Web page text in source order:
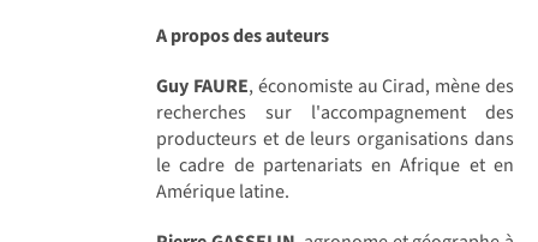
A propos des auteurs
Guy FAURE, économiste au Cirad, mène des
recherches sur l'accompagnement des
producteurs et de leurs organisations dans
le cadre de partenariats en Afrique et en
Amérique latine.